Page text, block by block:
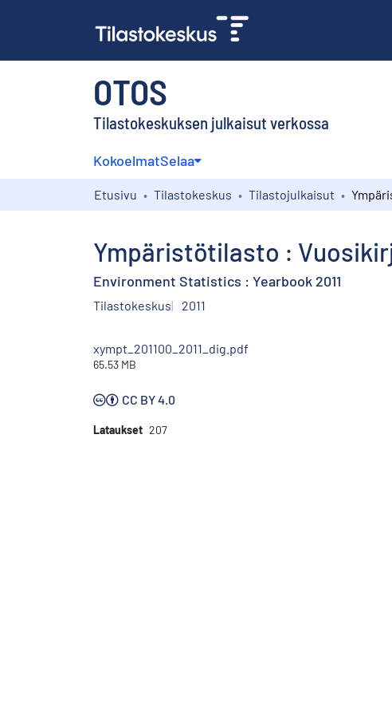
OTOS
Tilastokeskuksen julkaisut verkossa
KokoelmatSelaa
Etusivu Tilastokeskus Tilastojulkaisut
Ympäristötilasto :
Environment Statistics : Yearbook 2011
Tilastokeskus 2011
xympt_201100_2011_dig.pdf
65.53 MB
CC BY 4.0
Lataukset 207